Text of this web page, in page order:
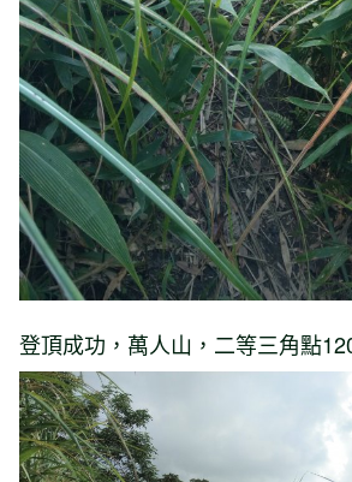
登頂成功，萬人山，二等三角點